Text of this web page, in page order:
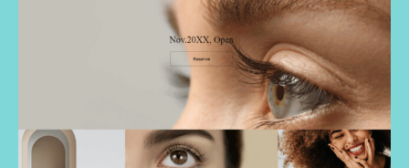
Release：2024.03.13
Category：アイラッシュ